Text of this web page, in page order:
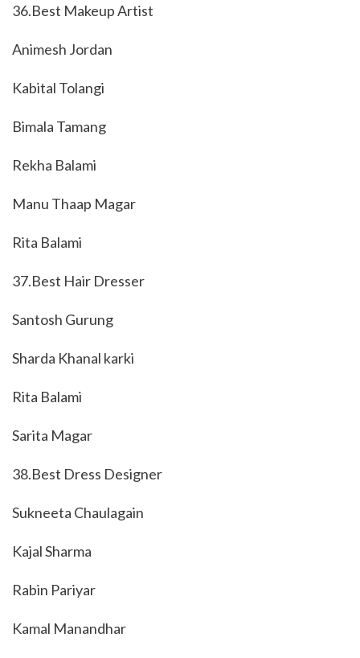
36.Best Makeup Artist
Animesh Jordan
Kabital Tolangi
Bimala Tamang
Rekha Balami
Manu Thaap Magar
Rita Balami
37.Best Hair Dresser
Santosh Gurung
Sharda Khanal karki
Rita Balami
Sarita Magar
38.Best Dress Designer
Sukneeta Chaulagain
Kajal Sharma
Rabin Pariyar
Kamal Manandhar